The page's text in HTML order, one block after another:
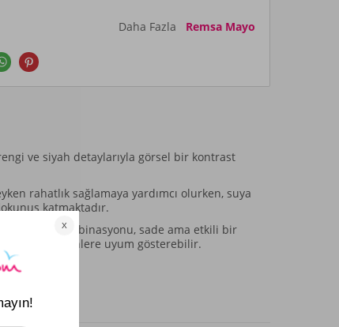
Daha Fazla Remsa Mayo
ve siyah detaylarıyla görsel bir kontrast
rahatlık sağlamaya yardımcı olurken, suya
katmaktadır.
renk kombinasyonu, sade ama etkili bir
farklı kombinlere uyum gösterebilir.